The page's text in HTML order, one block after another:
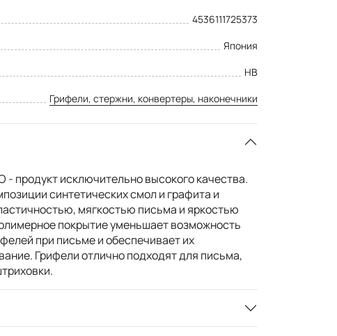
4536111725373
Япония
HB
Грифели, стержни, конвертеры, наконечники
- продукт исключительно высокого качества.
синтетических смол и графита и
мягкостью письма и яркостью
покрытие уменьшает возможность
при письме и обеспечивает их
Грифели отлично подходят для письма,